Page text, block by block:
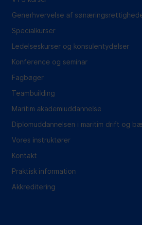
Generhvervelse af
Specialkurser
Ledelseskurser og konsulentydelser
Konference og seminar
Fagbøger
Teambuilding
Maritim akademiuddannelse
Diplomuddannelsen i maritim drift og
Vores instruktører
Kontakt
Praktisk information
Akkreditering